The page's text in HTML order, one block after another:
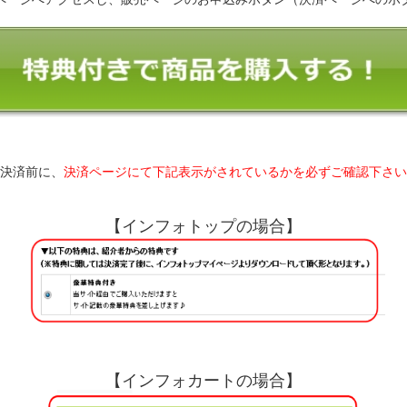
済前に、 決済ページにて下記表示がされているかを必ずご確認下さ
【インフォトップの場合】
【インフォカートの場合】